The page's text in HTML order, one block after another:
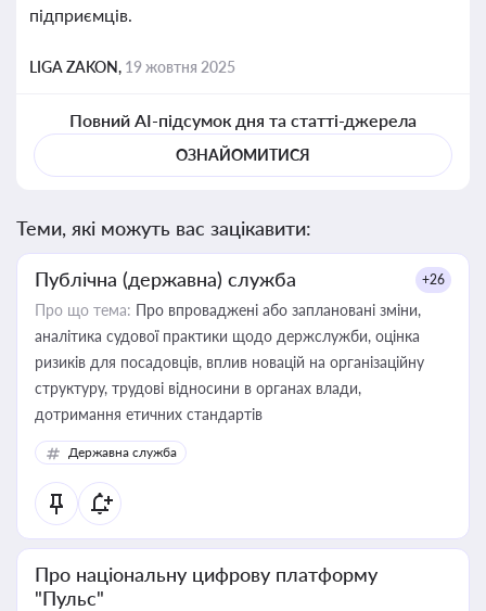
підприємців.
LIGA ZAKON, 19 жовтня 2025
Повний AI-підсумок дня та статті-джерела
ОЗНАЙОМИТИСЯ
Теми, які можуть вас зацікавити:
Публічна (державна) служба +26
Про що тема: Про впроваджені або заплановані зміни,
аналітика судової практики щодо держслужби, оцінка
ризиків для посадовців, вплив новацій на організаційну
структуру, трудові відносини в органах влади,
дотримання етичних стандартів
Державна служба
Про національну цифрову платформу
"Пульс"